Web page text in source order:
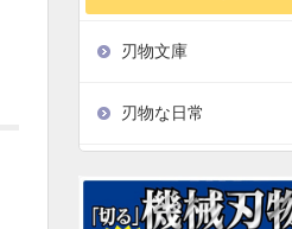
刃物文庫
刃物な日常